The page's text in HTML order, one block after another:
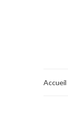
Accueil